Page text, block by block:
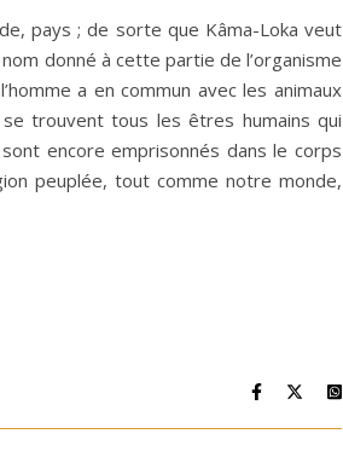
pays ; de sorte que Kâma-Loka veut
donné à cette partie de l’organisme
a en commun avec les animaux
trouvent tous les êtres humains qui
encore emprisonnés dans le corps
peuplée, tout comme notre monde,